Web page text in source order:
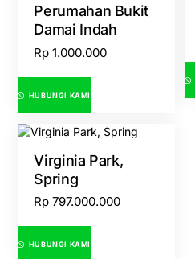
Perumahan Bukit
Damai Indah
Rp 1.000.000
HUBUNGI KAMI
Virginia Park,
Spring
Rp 797.000.000
HUBUNGI KAMI